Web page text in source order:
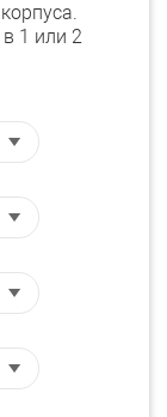
1 или 2